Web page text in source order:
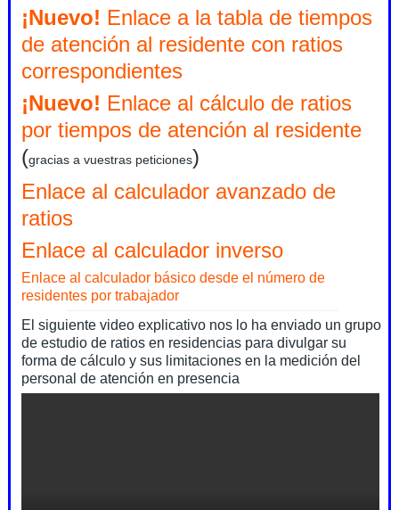
¡Nuevo! Enlace a la tabla de tiempos
de atención al residente con ratios
correspondientes
¡Nuevo! Enlace al cálculo de ratios
por tiempos de atención al residente
(gracias a vuestras peticiones)
Enlace al calculador avanzado de
ratios
Enlace al calculador inverso
Enlace al calculador básico desde el número de
residentes por trabajador
El siguiente video explicativo nos lo ha enviado un grupo
de estudio de ratios en residencias para divulgar su
forma de cálculo y sus limitaciones en la medición del
personal de atención en presencia